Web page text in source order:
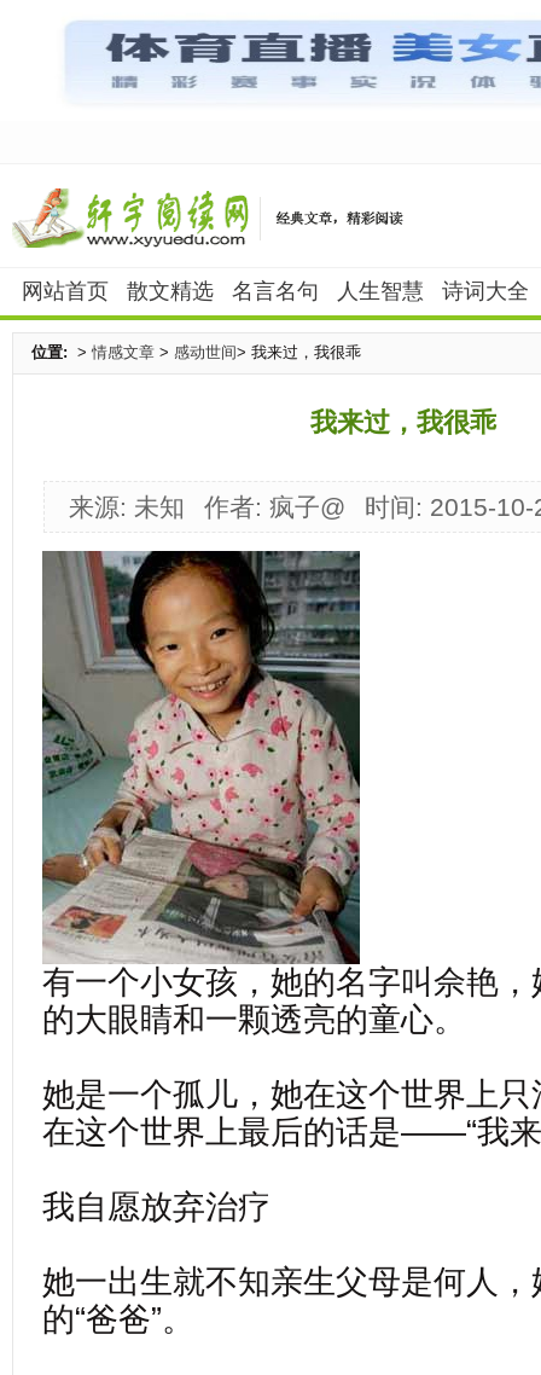
网站首页 散文精选 名言名句 人生智慧 诗词大全
位置: >情感文章 > 感动世间> 我来过，我很乖
我来过，我很乖
来源: 未知 作者: 疯子@ 时间: 2015-10-
有一个小女孩，她的名字叫佘艳
的大眼睛和一颗透亮的童心。
她是一个孤儿，她在这个世界上
在这个世界上最后的话是——“我
我自愿放弃治疗
她一出生就不知亲生父母是何人
的“爸爸”。